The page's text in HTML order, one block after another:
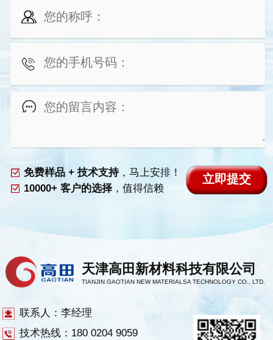
免费样品 + 技术支持，马上安排！
10000+ 客户的选择，值得信赖
天津高田新材料科技有限公司
TIANJIN GAOTIAN NEW MATERIALSA TECHNOLOGY CO., LTD.
联系人：李经理
技术热线：180 0204 9059